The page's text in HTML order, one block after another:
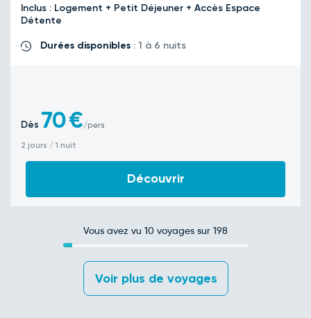
Inclus : Logement + Petit Déjeuner + Accès Espace
Détente
Durées disponibles : 1 à 6 nuits
Dès 70€/pers
2 jours / 1 nuit
Découvrir
Vous avez vu 10 voyages sur 198